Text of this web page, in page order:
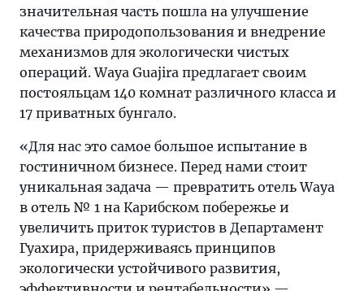
значительная часть пошла на улучшение
качества природопользования и внедрение
механизмов для экологически чистых
операций. Waya Guajira предлагает своим
постояльцам 140 комнат различного класса и
17 приватных бунгало.
«Для нас это самое большое испытание в
гостиничном бизнесе. Перед нами стоит
уникальная задача — превратить отель Waya
в отель № 1 на Карибском побережье и
увеличить приток туристов в Департамент
Гуахира, придерживаясь принципов
экологически устойчивого развития,